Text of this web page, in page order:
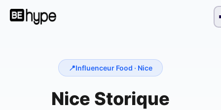
📍Influenceur Food · Nice
Nice Storique